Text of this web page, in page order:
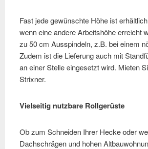
Fast jede gewünschte Höhe ist
wenn eine andere Arbeitshöhe erreicht
zu 50 cm Ausspindeln, z.B. bei einem
Zudem ist die Lieferung auch mit
an einer Stelle eingesetzt wird. Mieten
Strixner.
Vielseitig nutzbare Rollgerüste
Ob zum Schneiden Ihrer Hecke oder
Dachschrägen und hohen